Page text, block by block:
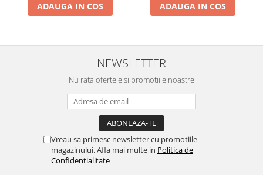
ADAUGA IN COS ADAUGA IN COS
NEWSLETTER
Nu rata ofertele si promotiile noastre
Vreau sa primesc newsletter cu promotiile
magazinului. Afla mai multe in Politica de
Confidentialitate